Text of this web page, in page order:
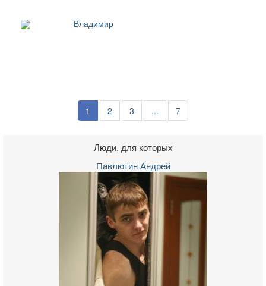
Владимир
1 2 3 ... 7
Люди, для которых
Павлютин Андрей